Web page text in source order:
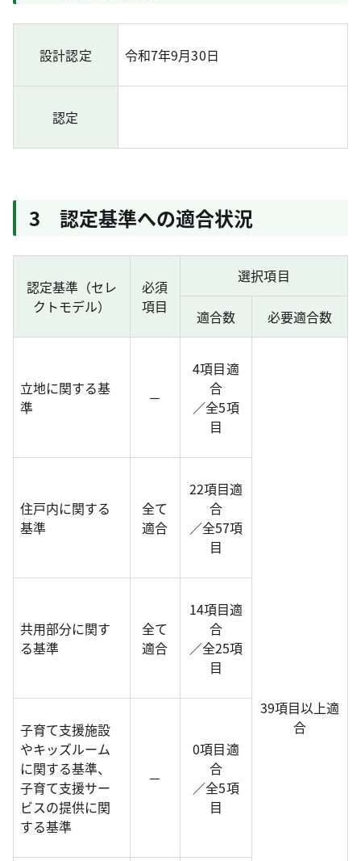
設計認定 令和7年9月30日
認定
3 認定基準への適合状況
認定基準（セレ
クトモデル）
必須
項目
選択項目
適合数 必要適合数
立地に関する基
準
－
4項目適
合
／全5項
目
39項目以上適
合
住戸内に関する
基準
全て
適合
22項目適
合
／全57項
目
共用部分に関す
る基準
全て
適合
14項目適
合
／全25項
目
子育て支援施設
やキッズルーム
に関する基準、
子育て支援サー
ビスの提供に関
する基準
－
0項目適
合
／全5項
目